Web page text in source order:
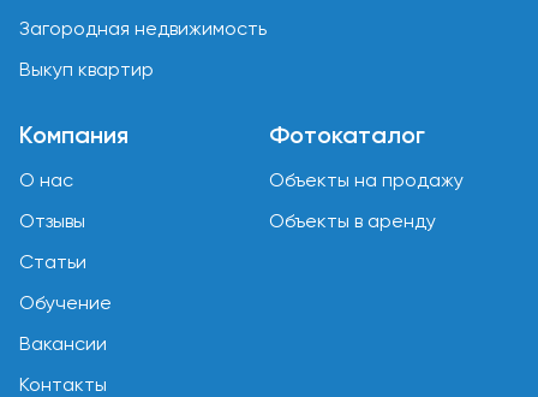
Загородная недвижимость
Выкуп квартир
Компания
О нас
Отзывы
Статьи
Обучение
Вакансии
Контакты
Фотокаталог
Объекты на продажу
Объекты в аренду